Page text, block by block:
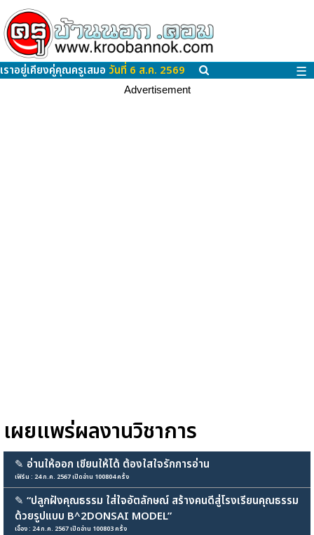
เราอยู่เคียงคู่คุณครูเสมอ วันที่ 6 ส.ค. 2569 ☰
Advertisement
เผยแพร่ผลงานวิชาการ
✎ อ่านให้ออก เขียนให้ได้ ต้องใสใจรักการอ่าน
เฟิร์น : 24 ก.ค. 2567 เปิดอ่าน 100804 ครั้ง
✎ “ปลูกฝังคุณธรรม ใส่ใจอัตลักษณ์ สร้างคนดีสู่โรงเรียนคุณธรรม
ด้วยรูปแบบ B^2DONSAI MODEL”
เอื้อง : 24 ก.ค. 2567 เปิดอ่าน 100803 ครั้ง